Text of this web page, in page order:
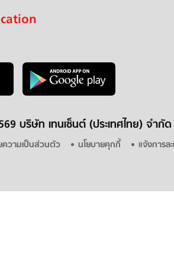
บริษัท เทนเซ็นต์ (ประเทศไทย) จำกัด
ความเป็นส่วนตัว นโยบายคุกกี้ แจ้งการล